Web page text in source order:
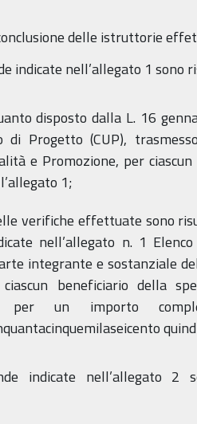
delle istruttorie
indicate nell’allegato 1 sono
disposto dalla L. 16
di Progetto (CUP),
e Promozione, per
1;
verifiche effettuate sono
nell’allegato n. 1
integrante e sostanziale
beneficiario della
per un importo
indicate nell’allegato 2